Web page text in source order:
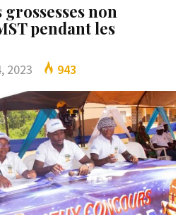
non
pendant les
2023
943